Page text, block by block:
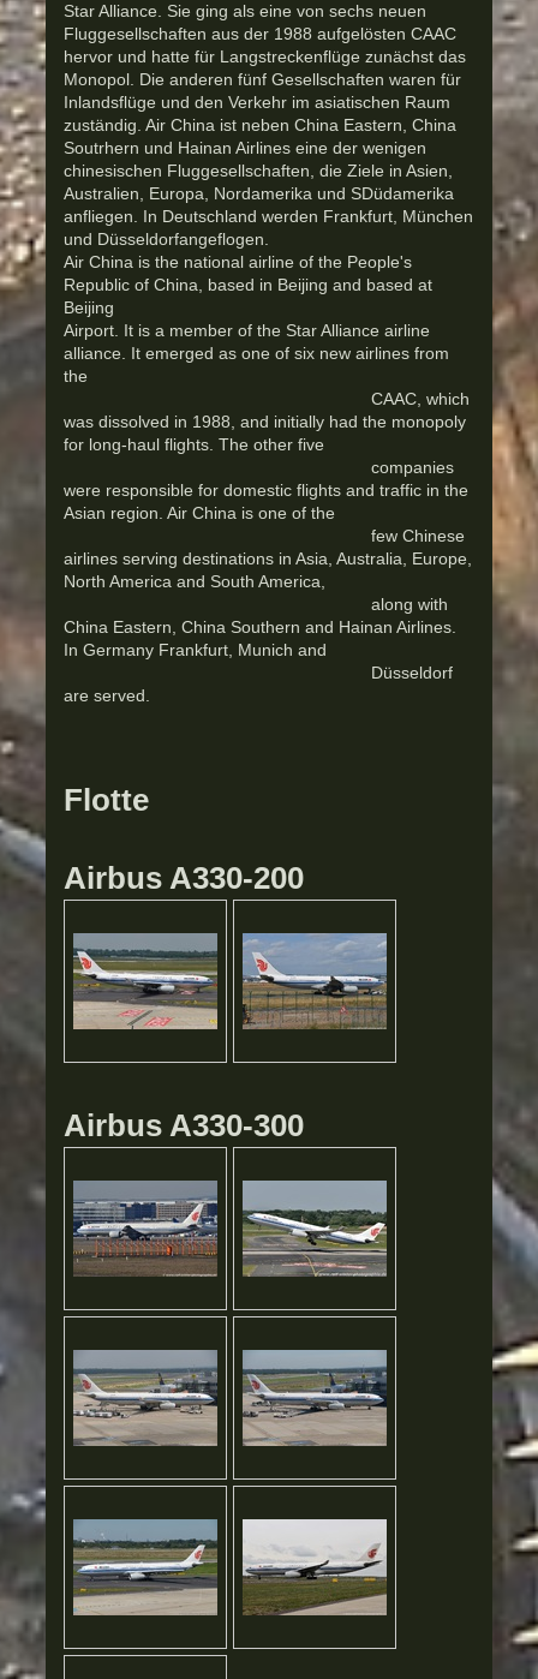
Star Alliance. Sie ging als eine von sechs neuen
Fluggesellschaften aus der 1988 aufgelösten CAAC
hervor und hatte für Langstreckenflüge zunächst das
Monopol. Die anderen fünf Gesellschaften waren für
Inlandsflüge und den Verkehr im asiatischen Raum
zuständig. Air China ist neben China Eastern, China
Soutrhern und Hainan Airlines eine der wenigen
chinesischen Fluggesellschaften, die Ziele in Asien,
Australien, Europa, Nordamerika und SDüdamerika
anfliegen. In Deutschland werden Frankfurt, München
und Düsseldorfangeflogen.
Air China is the national airline of the People's
Republic of China, based in Beijing and based at
Beijing
Airport. It is a member of the Star Alliance airline
alliance. It emerged as one of six new airlines from
the
CAAC, which
was dissolved in 1988, and initially had the monopoly
for long-haul flights. The other five
companies
were responsible for domestic flights and traffic in the
Asian region. Air China is one of the
few Chinese
airlines serving destinations in Asia, Australia, Europe,
North America and South America,
along with
China Eastern, China Southern and Hainan Airlines.
In Germany Frankfurt, Munich and
Düsseldorf
are served.
Flotte
Airbus A330-200
Airbus A330-300